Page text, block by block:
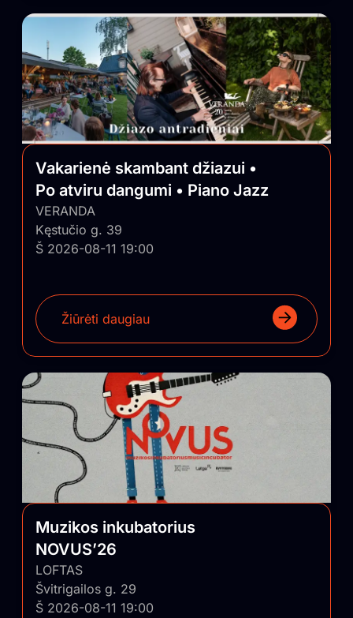
Vakarienė skambant džiazui •
Po atviru dangumi • Piano Jazz
VERANDA
Kęstučio g. 39
Š 2026-08-11 19:00
Žiūrėti daugiau
Muzikos inkubatorius
NOVUS’26
LOFTAS
Švitrigailos g. 29
Š 2026-08-11 19:00